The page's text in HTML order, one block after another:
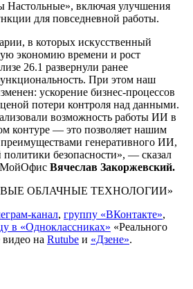
Настольные», включая улучшения
для повседневной работы.
в которых искусственный
экономию времени и рост
26.1 развернули ранее
При этом наш
ускорение бизнес-процессов
потери контроля над данными.
возможность работы ИИ в
контуре — это позволяет нашим
преимуществами генеративного ИИ,
безопасности», — сказал
МойОфис Вячеслав Закоржевский.
ОБЛАЧНЫЕ ТЕХНОЛОГИИ»
канал, группу «ВКонтакте»,
в «Одноклассниках» «Реального
на Rutube и «Дзене».